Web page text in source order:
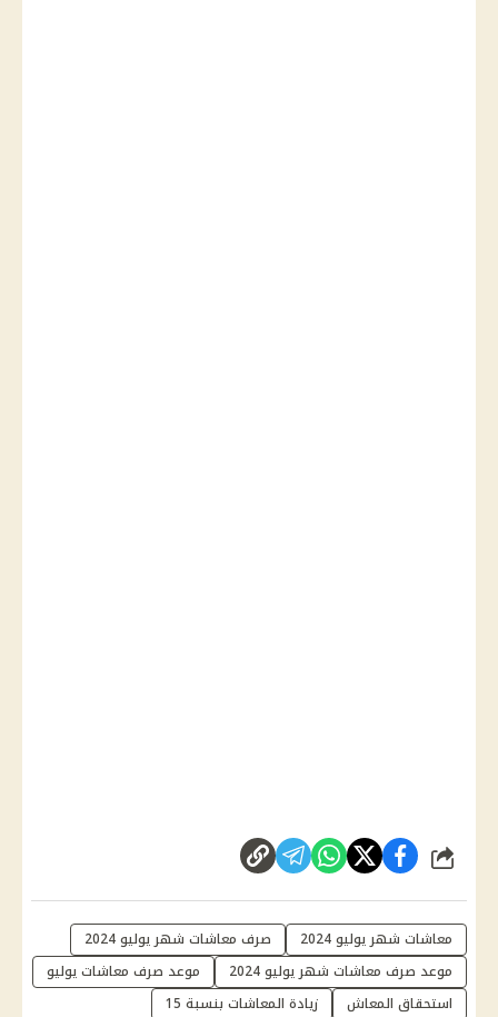
شارك
معاشات شهر يوليو 2024
صرف معاشات شهر يوليو 2024
موعد صرف معاشات شهر يوليو 2024
موعد صرف معاشات يوليو
استحقاق المعاش
زيادة المعاشات بنسبة 15